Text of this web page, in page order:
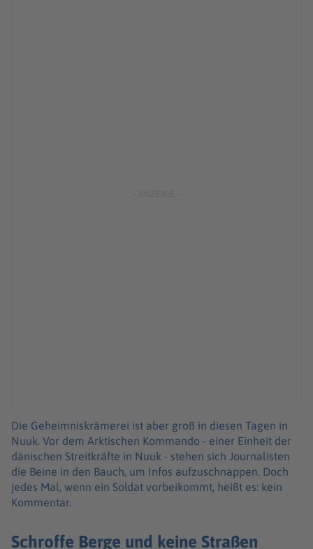
Die Geheimniskrämerei ist aber groß in diesen Tagen in
Nuuk. Vor dem Arktischen Kommando - einer Einheit der
dänischen Streitkräfte in Nuuk - stehen sich Journalisten
die Beine in den Bauch, um Infos aufzuschnappen. Doch
jedes Mal, wenn ein Soldat vorbeikommt, heißt es: kein
Kommentar.
Schroffe Berge und keine Straßen